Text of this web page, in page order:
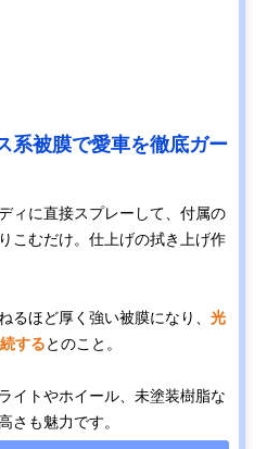
系被膜で愛車を徹底ガー
ィに直接スプレーして、付属の
こむだけ。仕上げの拭き上げ作
るほど厚く強い被膜になり、 光
するとのこと。
イトやホイール、未塗装樹脂な
さも魅力です。